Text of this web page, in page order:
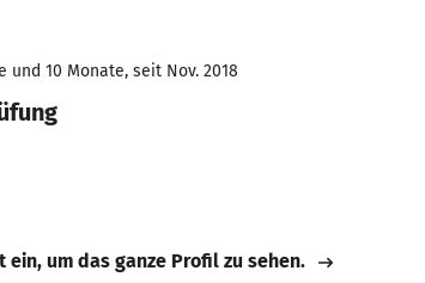
und 10 Monate, seit Nov. 2018
ein, um das ganze Profil zu sehen.